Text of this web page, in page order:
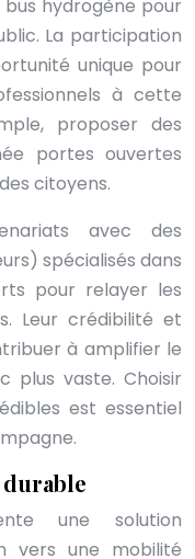
hydrogène pour
La participation
unique pour
à cette
proposer des
portes ouvertes
citoyens.
avec des
spécialisés dans
pour relayer les
Leur crédibilité et
à amplifier le
plus vaste. Choisir
est essentiel
une solution
vers une mobilité